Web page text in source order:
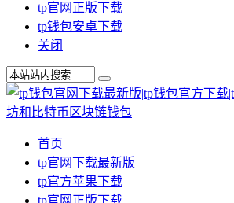
tp官网正版下载
tp钱包安卓下载
关闭
首页
tp官网下载最新版
tp官方苹果下载
tp官网正版下载